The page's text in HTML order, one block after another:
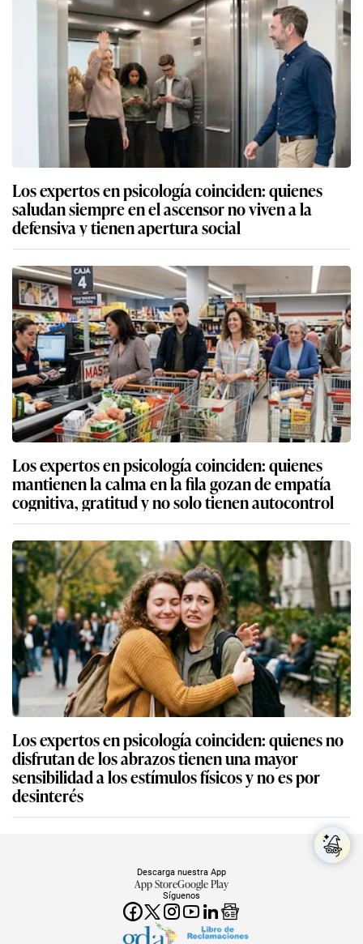
Los expertos en psicología coinciden: quienes
saludan siempre en el ascensor no viven a la
defensiva y tienen apertura social
Los expertos en psicología coinciden: quienes
mantienen la calma en la fila gozan de empatía
cognitiva, gratitud y no solo tienen autocontrol
Los expertos en psicología coinciden: quienes no
disfrutan de los abrazos tienen una mayor
sensibilidad a los estímulos físicos y no es por
desinterés
Síguenos
Descarga nuestra App
App StoreGoogle Play